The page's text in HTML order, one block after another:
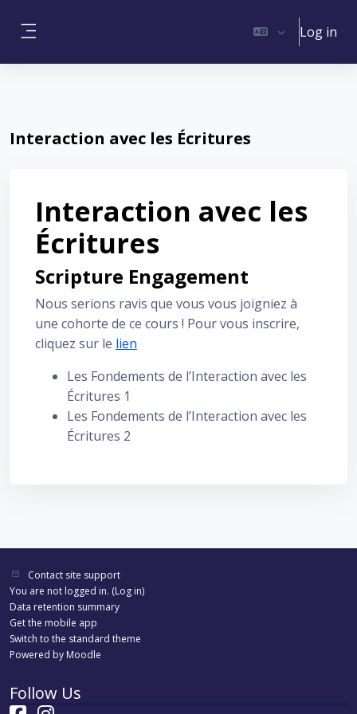
Log in
Interaction avec les Écritures
Interaction avec les
Écritures
Scripture Engagement
Nous serions ravis que vous vous joigniez à
une cohorte de ce cours ! Pour vous inscrire,
cliquez sur le lien
Les Fondements de l’Interaction avec les
Écritures 1
Les Fondements de l’Interaction avec les
Écritures 2
Contact site support
You are not logged in. (Log in)
Data retention summary
Get the mobile app
Switch to the standard theme
Powered by Moodle
Follow Us